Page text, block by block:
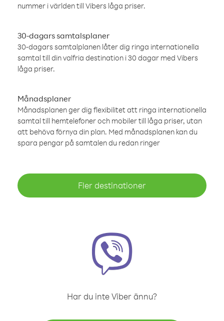
nummer i världen till Vibers låga priser.
30-dagars samtalsplaner
30-dagars samtalplanen låter dig ringa internationella
samtal till din valfria destination i 30 dagar med Vibers
låga priser.
Månadsplaner
Månadsplanen ger dig flexibilitet att ringa internationella
samtal till hemtelefoner och mobiler till låga priser, utan
att behöva förnya din plan. Med månadsplanen kan du
spara pengar på samtalen du redan ringer
Fler destinationer
Har du inte Viber ännu?